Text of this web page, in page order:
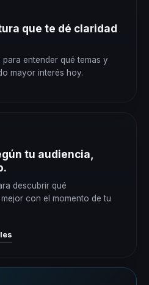
que te dé claridad
entender qué temas y
mayor interés hoy.
tu audiencia,
descubrir qué
con el momento de tu